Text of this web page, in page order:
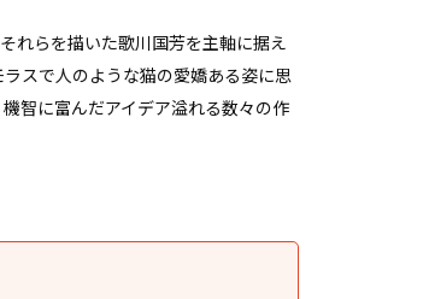
れらを描いた歌川国芳を主軸に据え
スで人のような猫の愛嬌ある姿に思
智に富んだアイデア溢れる数々の作